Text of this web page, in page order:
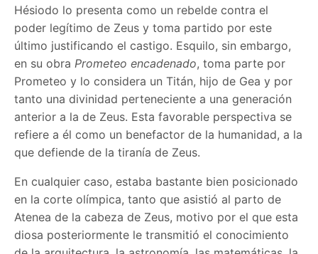
Hésiodo lo presenta como un rebelde contra el
poder legítimo de Zeus y toma partido por este
último justificando el castigo. Esquilo, sin embargo,
en su obra Prometeo encadenado, toma parte por
Prometeo y lo considera un Titán, hijo de Gea y por
tanto una divinidad perteneciente a una generación
anterior a la de Zeus. Esta favorable perspectiva se
refiere a él como un benefactor de la humanidad, a la
que defiende de la tiranía de Zeus.
En cualquier caso, estaba bastante bien posicionado
en la corte olímpica, tanto que asistió al parto de
Atenea de la cabeza de Zeus, motivo por el que esta
diosa posteriormente le transmitió el conocimiento